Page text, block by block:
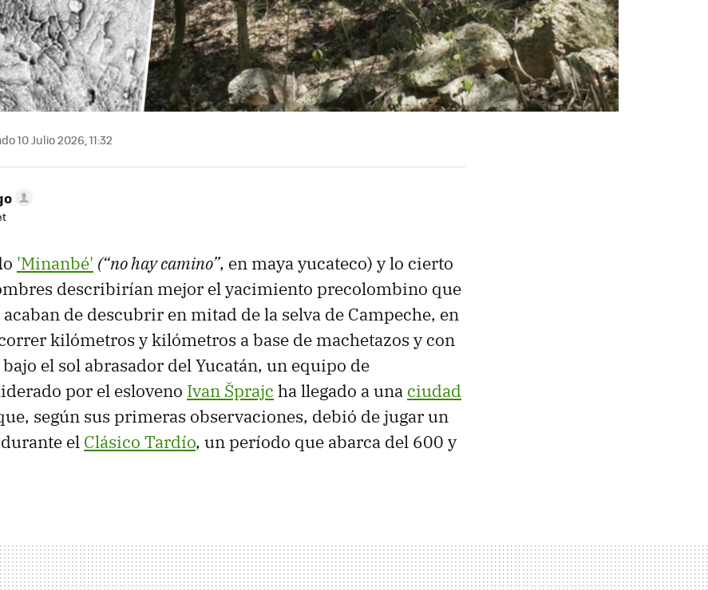
10 Julio 2026, 11:32
'Minanbé' (“no hay camino”, en maya yucateco) y lo cierto
describirían mejor el yacimiento precolombino que
de descubrir en mitad de la selva de Campeche, en
kilómetros y kilómetros a base de machetazos y con
bajo el sol abrasador del Yucatán, un equipo de
por el esloveno Ivan Šprajc ha llegado a una ciudad
según sus primeras observaciones, debió de jugar un
el Clásico Tardío, un período que abarca del 600 y